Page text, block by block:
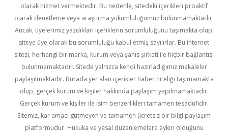
olarak hizmet vermektedir. Bu nedenle, sitedeki içerikleri proaktif
olarak denetleme veya araştırma yükümlülüğümüz bulunmamaktadır.
Ancak, üyelerimiz yazdıkları içeriklerin sorumluluğunu taşımakta olup,
siteye üye olarak bu sorumluluğu kabul etmiş sayılırlar. Bu internet
sitesi, herhangi bir marka, kurum veya şahıs şirketi ile hiçbir bağlantısı
bulunmamaktadır. Sitede yalnızca kendi hazırladığımız makaleler
paylaşılmaktadır. Burada yer alan içerikler haber niteliği taşımamakta
olup, gerçek kurum ve kişiler hakkında paylaşım yapılmamaktadır.
Gerçek kurum ve kişiler ile isim benzerlikleri tamamen tesadüfidir.
Sitemiz, kar amacı gütmeyen ve tamamen ücretsiz bir bilgi paylaşım
platformudur. Hukuka ve yasal düzenlemelere aykırı olduğunu